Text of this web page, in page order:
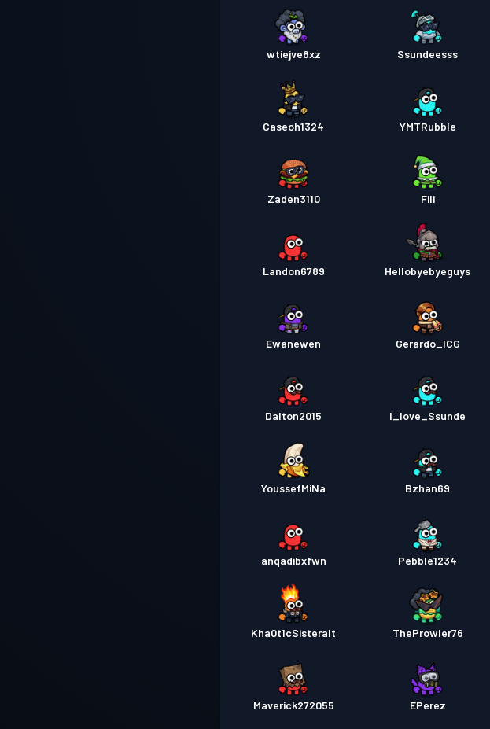
wtiejve8xz Ssundeesss
Caseoh1324 YMTRubble
Zaden3110 Fili
Landon6789 Hellobyebyeguys
Ewanewen Gerardo_ICG
Dalton2015 I_love_Ssunde
YoussefMiNa Bzhan69
anqadibxfwn Pebble1234
Kha0t1cSisteralt TheProwler76
Maverick272055 EPerez